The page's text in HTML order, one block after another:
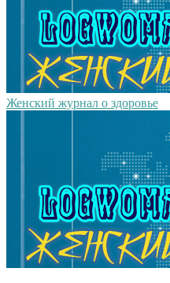
Женский журнал о здоровье